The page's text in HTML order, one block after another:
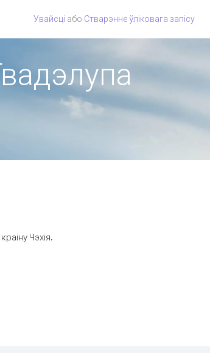
Увайсці або Стварэнне ўліковага запісу
Чэхія.